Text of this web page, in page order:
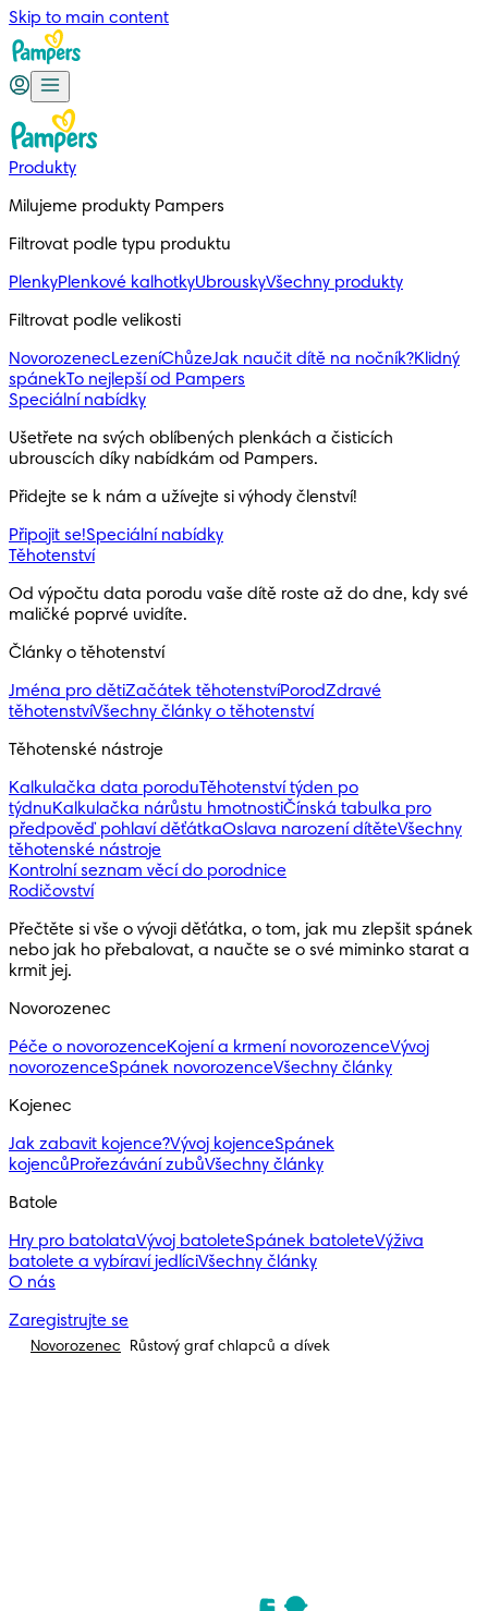
Skip to main content
Produkty
Milujeme produkty Pampers
Filtrovat podle typu produktu
PlenkyPlenkové kalhotkyUbrouskyVšechny produkty
Filtrovat podle velikosti
NovorozenecLezeníChůzeJak naučit dítě na nočník?Klidný
spánekTo nejlepší od Pampers
Speciální nabídky
Ušetřete na svých oblíbených plenkách a čisticích
ubrouscích díky nabídkám od Pampers.
Přidejte se k nám a užívejte si výhody členství!
Připojit se!Speciální nabídky
Těhotenství
Od výpočtu data porodu vaše dítě roste až do dne, kdy své
maličké poprvé uvidíte.
Články o těhotenství
Jména pro dětiZačátek těhotenstvíPorodZdravé
těhotenstvíVšechny články o těhotenství
Těhotenské nástroje
Kalkulačka data poroduTěhotenství týden po
týdnuKalkulačka nárůstu hmotnostiČínská tabulka pro
předpověď pohlaví děťátkaOslava narození dítěteVšechny
těhotenské nástroje
Kontrolní seznam věcí do porodnice
Rodičovství
Přečtěte si vše o vývoji děťátka, o tom, jak mu zlepšit spánek
nebo jak ho přebalovat, a naučte se o své miminko starat a
krmit jej.
Novorozenec
Péče o novorozenceKojení a krmení novorozenceVývoj
novorozenceSpánek novorozenceVšechny články
Kojenec
Jak zabavit kojence?Vývoj kojenceSpánek
kojencůProřezávání zubůVšechny články
Batole
Hry pro batolataVývoj batoleteSpánek batoleteVýživa
batolete a vybíraví jedlíciVšechny články
O nás
Zaregistrujte se
Novorozenec Růstový graf chlapců a dívek